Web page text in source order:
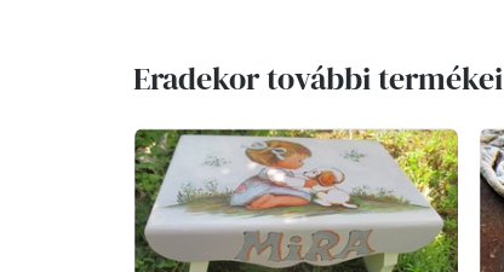
Eradekor további termékei